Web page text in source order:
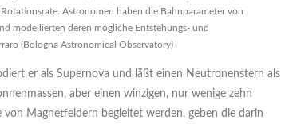
Astronomen haben die Bahnparameter von
modellierten deren mögliche Entstehungs- und
(Bologna Astronomical Observatory)
er als Supernova und läßt einen Neutronenstern als
aber einen winzigen, nur wenige zehn
Magnetfeldern begleitet werden, geben die darin